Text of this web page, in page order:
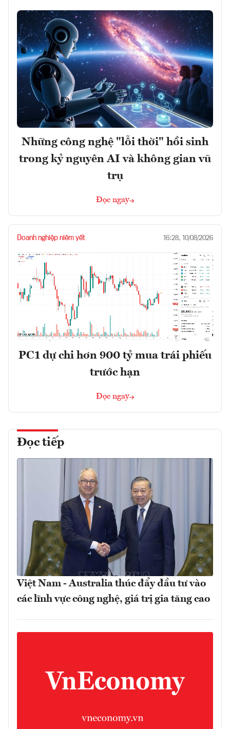
Những công nghệ "lỗi thời" hồi sinh
trong kỷ nguyên AI và không gian vũ
trụ
Đọc ngay
Doanh nghiệp niêm yết 16:28, 10/08/2026
PC1 dự chi hơn 900 tỷ mua trái phiếu
trước hạn
Đọc ngay
Đọc tiếp
Việt Nam - Australia thúc đẩy đầu tư vào
các lĩnh vực công nghệ, giá trị gia tăng cao